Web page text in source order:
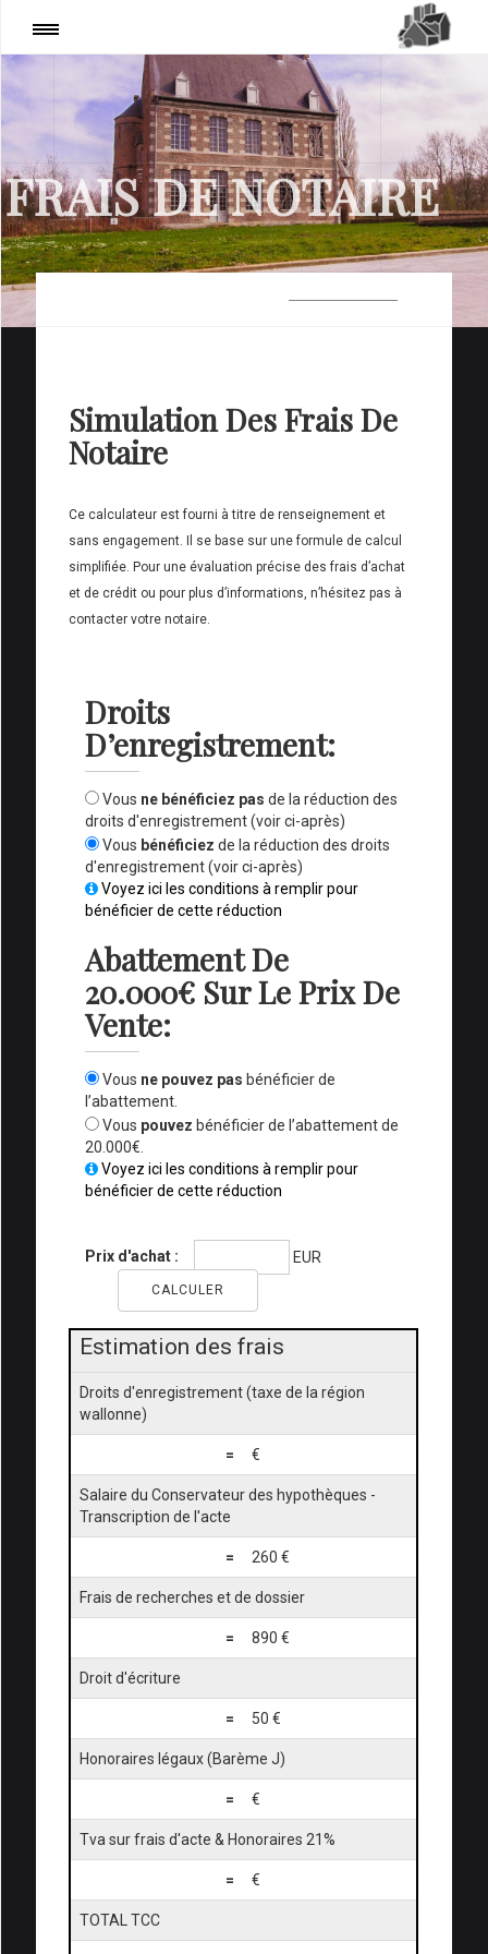
Page
PARTAGER
FRAIS DE NOTAIRE
Simulation Des Frais De
Notaire
Ce calculateur est fourni à titre de renseignement et
sans engagement. Il se base sur une formule de calcul
simplifiée. Pour une évaluation précise des frais d’achat
et de crédit ou pour plus d’informations, n’hésitez pas à
contacter votre notaire.
Droits
D’enregistrement:
Vous ne bénéficiez pas de la réduction des
droits d'enregistrement (voir ci-après)
Vous bénéficiez de la réduction des droits
d'enregistrement (voir ci-après)
Voyez ici les conditions à remplir pour
bénéficier de cette réduction
Abattement De
20.000€ Sur Le Prix De
Vente:
Vous ne pouvez pas bénéficier de
l’abattement.
Vous pouvez bénéficier de l’abattement de
20.000€.
Voyez ici les conditions à remplir pour
bénéficier de cette réduction
Prix d'achat : EUR
Estimation des frais
Droits d'enregistrement (taxe de la région
wallonne)
= €
Salaire du Conservateur des hypothèques -
Transcription de l'acte
= 260 €
Frais de recherches et de dossier
= 890 €
Droit d'écriture
= 50 €
Honoraires légaux (Barème J)
= €
Tva sur frais d'acte & Honoraires 21%
= €
TOTAL TCC